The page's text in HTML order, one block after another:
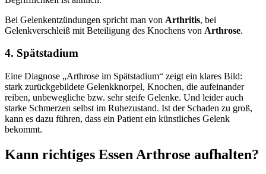
Bei Gelenkentzündungen spricht man von Arthritis, bei
Gelenkverschleiß mit Beteiligung des Knochens von Arthrose.
4. Spätstadium
Eine Diagnose „Arthrose im Spätstadium“ zeigt ein klares Bild:
stark zurückgebildete Gelenkknorpel, Knochen, die aufeinander
reiben, unbewegliche bzw. sehr steife Gelenke. Und leider auch
starke Schmerzen selbst im Ruhezustand. Ist der Schaden zu groß,
kann es dazu führen, dass ein Patient ein künstliches Gelenk
bekommt.
Kann richtiges Essen Arthrose aufhalten?